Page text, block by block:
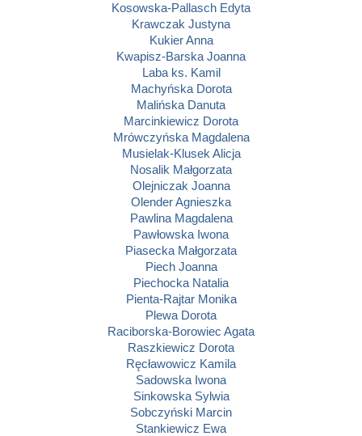
Kosowska-Pallasch Edyta
Krawczak Justyna
Kukier Anna
Kwapisz-Barska Joanna
Laba ks. Kamil
Machyńska Dorota
Malińska Danuta
Marcinkiewicz Dorota
Mrówczyńska Magdalena
Musielak-Klusek Alicja
Nosalik Małgorzata
Olejniczak Joanna
Olender Agnieszka
Pawlina Magdalena
Pawłowska Iwona
Piasecka Małgorzata
Piech Joanna
Piechocka Natalia
Pienta-Rajtar Monika
Plewa Dorota
Raciborska-Borowiec Agata
Raszkiewicz Dorota
Ręcławowicz Kamila
Sadowska Iwona
Sinkowska Sylwia
Sobczyński Marcin
Stankiewicz Ewa